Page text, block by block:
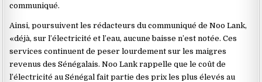
communiqué.
Ainsi, poursuivent les rédacteurs du communiqué de Noo Lank,
«déjà, sur l’électricité et l’eau, aucune baisse n’est notée. Ces
services continuent de peser lourdement sur les maigres
revenus des Sénégalais. Noo Lank rappelle que le coût de
l’électricité au Sénégal fait partie des prix les plus élevés au